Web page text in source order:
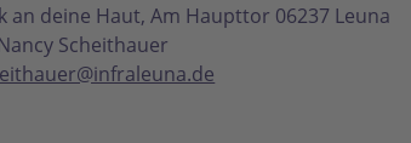
an deine Haut, Am Haupttor 06237 Leuna
Scheithauer